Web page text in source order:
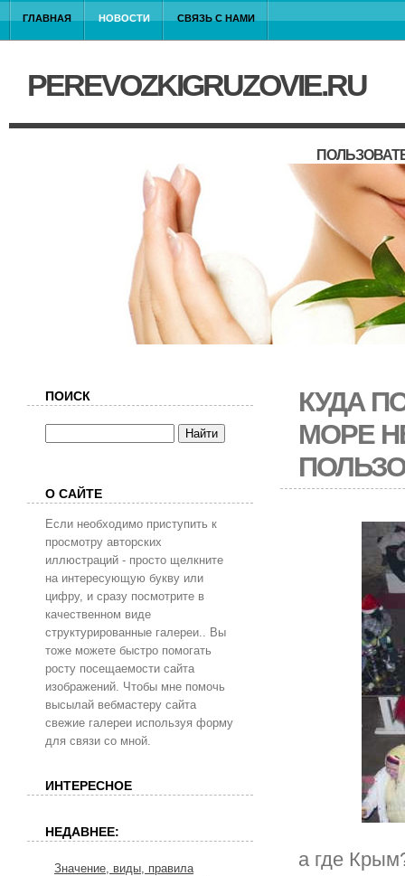
ГЛАВНАЯ НОВОСТИ СВЯЗЬ С НАМИ
PEREVOZKIGRUZOVIE.RU
КУДА
МОРЕ
а где
ПОИСК
О САЙТЕ
Если необходимо приступить к
просмотру авторских
иллюстраций - просто щелкните
на интересующую букву или
цифру, и сразу посмотрите в
качественном виде
структурированные галереи.. Вы
тоже можете быстро помогать
росту посещаемости сайта
изображений. Чтобы мне помочь
высылай вебмастеру сайта
свежие галереи используя форму
для связи со мной.
ИНТЕРЕСНОЕ
НЕДАВНЕЕ:
Значение, виды, правила